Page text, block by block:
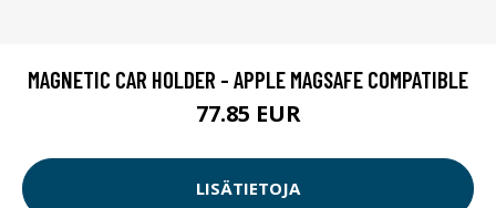
MAGNETIC CAR HOLDER - APPLE MAGSAFE COMPATIBLE
77.85 EUR
LISÄTIETOJA